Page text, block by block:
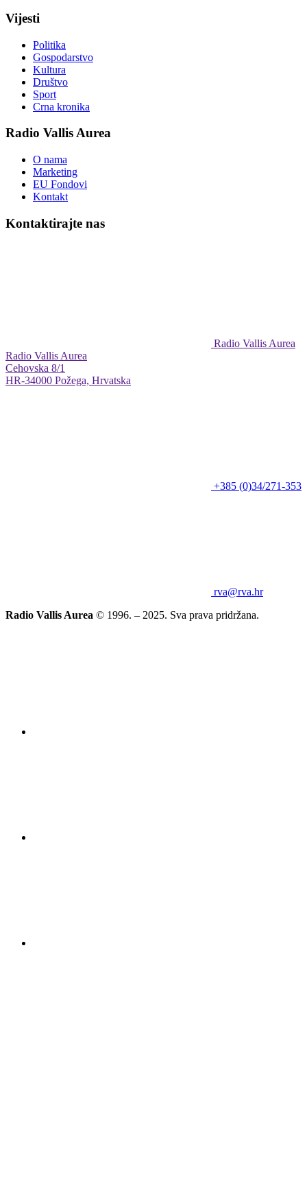
Vijesti
Politika
Gospodarstvo
Kultura
Društvo
Sport
Crna kronika
Radio Vallis Aurea
O nama
Marketing
EU Fondovi
Kontakt
Kontaktirajte nas
Radio Vallis Aurea
Radio Vallis Aurea
Cehovska 8/1
HR-34000 Požega, Hrvatska
+385 (0)34/271-353
rva@rva.hr
Radio Vallis Aurea © 1996. – 2025. Sva prava pridržana.